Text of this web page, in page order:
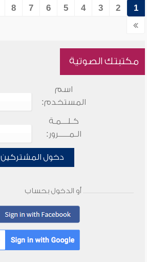
1
2
3
4
5
6
7
8
مكتبتك الصوتية
اسم
المستخدم:
كـلـــمـة
الـمـــــرور:
دخول المشتركين
أو الدخول بحساب